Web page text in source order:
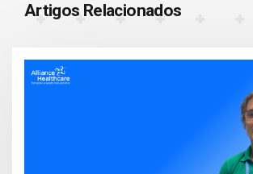
Artigos Relacionados